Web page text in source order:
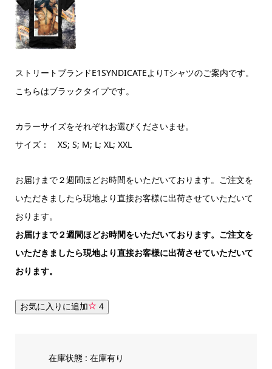
ストリートブランドE1SYNDICATEよりTシャツのご案内です。
こちらはブラックタイプです。
カラーサイズをそれぞれお選びくださいませ。
サイズ： XS; S; M; L; XL; XXL
お届けまで２週間ほどお時間をいただいております。ご注文を
いただきましたら現地より直接お客様に出荷させていただいて
おります。
お届けまで２週間ほどお時間をいただいております。ご注文を
いただきましたら現地より直接お客様に出荷させていただいて
おります。
お気に入りに追加 4
在庫状態 : 在庫有り